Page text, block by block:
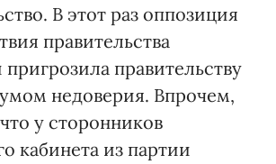
В этот раз оппозиция
правительства
правительству
недоверия. Впрочем,
у сторонников
кабинета из партии